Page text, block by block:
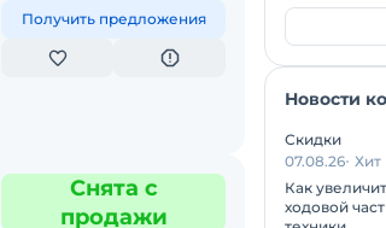
Получить предложения
Снята с
продажи
Новости
Скидки
07.08.26
Как
ходовой